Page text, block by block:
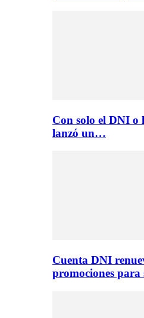
Con solo el DNI o
lanzó un…
Cuenta DNI
promociones